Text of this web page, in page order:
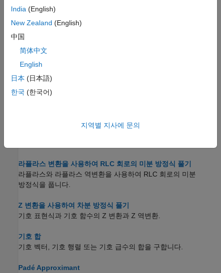
미분
기호 함수 만들기
해석적 계산을 위해 기호 입력값을 받는 기호 함수를 사용합니다.
적분
기호 표현식 및 기호 함수를 적분합니다.
라플라스 변환을 사용하여 RLC 회로의 미분 방정식 풀기
라플라스와 라플라스 역변환을 사용하여 RLC 회로의 미분
방정식을 풉니다.
Z 변환을 사용하여 차분 방정식 풀기
기호 표현식과 기호 함수의 Z 변환과 Z 역변환.
기호 합
기호 벡터, 기호 행렬 또는 기호 급수의 합을 구합니다.
Padé Approximant
India (English)
New Zealand (English)
中国
简体中文
English
日本 (日本語)
한국 (한국어)
지역별 지사에 문의